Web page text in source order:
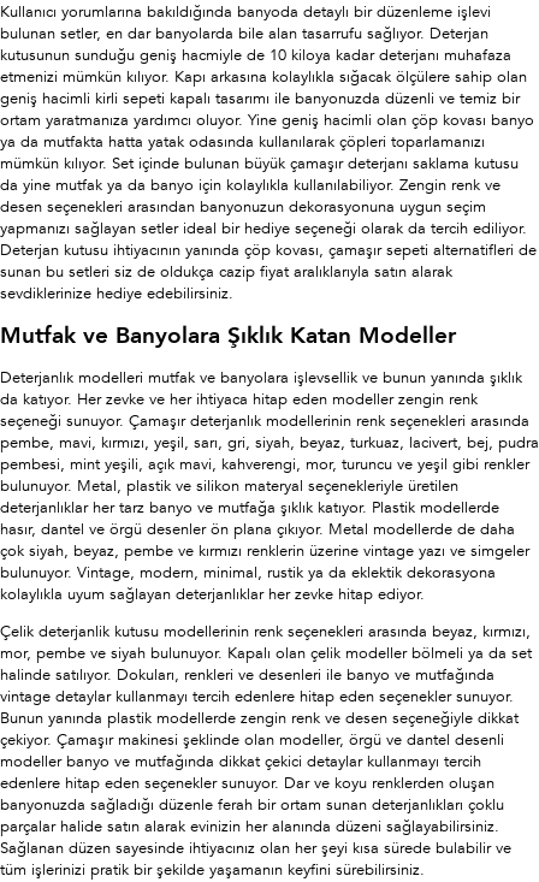
Kullanıcı yorumlarına bakıldığında banyoda detaylı bir düzenleme işlevi
bulunan setler, en dar banyolarda bile alan tasarrufu sağlıyor. Deterjan
kutusunun sunduğu geniş hacmiyle de 10 kiloya kadar deterjanı muhafaza
etmenizi mümkün kılıyor. Kapı arkasına kolaylıkla sığacak ölçülere sahip olan
geniş hacimli kirli sepeti kapalı tasarımı ile banyonuzda düzenli ve temiz bir
ortam yaratmanıza yardımcı oluyor. Yine geniş hacimli olan çöp kovası banyo
ya da mutfakta hatta yatak odasında kullanılarak çöpleri toparlamanızı
mümkün kılıyor. Set içinde bulunan büyük çamaşır deterjanı saklama kutusu
da yine mutfak ya da banyo için kolaylıkla kullanılabiliyor. Zengin renk ve
desen seçenekleri arasından banyonuzun dekorasyonuna uygun seçim
yapmanızı sağlayan setler ideal bir hediye seçeneği olarak da tercih ediliyor.
Deterjan kutusu ihtiyacının yanında çöp kovası, çamaşır sepeti alternatifleri de
sunan bu setleri siz de oldukça cazip fiyat aralıklarıyla satın alarak
sevdiklerinize hediye edebilirsiniz.
Mutfak ve Banyolara Şıklık Katan Modeller
Deterjanlık modelleri mutfak ve banyolara işlevsellik ve bunun yanında şıklık
da katıyor. Her zevke ve her ihtiyaca hitap eden modeller zengin renk
seçeneği sunuyor. Çamaşır deterjanlık modellerinin renk seçenekleri arasında
pembe, mavi, kırmızı, yeşil, sarı, gri, siyah, beyaz, turkuaz, lacivert, bej, pudra
pembesi, mint yeşili, açık mavi, kahverengi, mor, turuncu ve yeşil gibi renkler
bulunuyor. Metal, plastik ve silikon materyal seçenekleriyle üretilen
deterjanlıklar her tarz banyo ve mutfağa şıklık katıyor. Plastik modellerde
hasır, dantel ve örgü desenler ön plana çıkıyor. Metal modellerde de daha
çok siyah, beyaz, pembe ve kırmızı renklerin üzerine vintage yazı ve simgeler
bulunuyor. Vintage, modern, minimal, rustik ya da eklektik dekorasyona
kolaylıkla uyum sağlayan deterjanlıklar her zevke hitap ediyor.
Çelik deterjanlik kutusu modellerinin renk seçenekleri arasında beyaz, kırmızı,
mor, pembe ve siyah bulunuyor. Kapalı olan çelik modeller bölmeli ya da set
halinde satılıyor. Dokuları, renkleri ve desenleri ile banyo ve mutfağında
vintage detaylar kullanmayı tercih edenlere hitap eden seçenekler sunuyor.
Bunun yanında plastik modellerde zengin renk ve desen seçeneğiyle dikkat
çekiyor. Çamaşır makinesi şeklinde olan modeller, örgü ve dantel desenli
modeller banyo ve mutfağında dikkat çekici detaylar kullanmayı tercih
edenlere hitap eden seçenekler sunuyor. Dar ve koyu renklerden oluşan
banyonuzda sağladığı düzenle ferah bir ortam sunan deterjanlıkları çoklu
parçalar halide satın alarak evinizin her alanında düzeni sağlayabilirsiniz.
Sağlanan düzen sayesinde ihtiyacınız olan her şeyi kısa sürede bulabilir ve
tüm işlerinizi pratik bir şekilde yaşamanın keyfini sürebilirsiniz.